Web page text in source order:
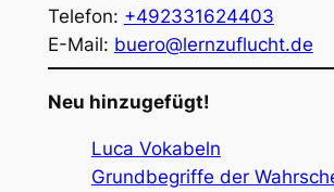
Telefon: +492331624403
E-Mail: buero@lernzuflucht.de
Neu hinzugefügt!
Luca Vokabeln
Grundbegriffe der